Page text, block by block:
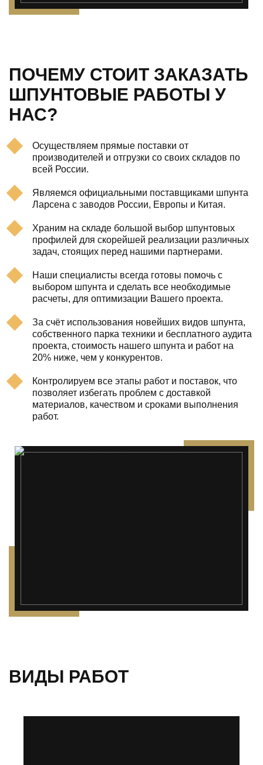
ПОЧЕМУ СТОИТ ЗАКАЗАТЬ
ШПУНТОВЫЕ РАБОТЫ У
НАС?
Осуществляем прямые поставки от
производителей и отгрузки со своих складов по
всей России.
Являемся официальными поставщиками шпунта
Ларсена с заводов России, Европы и Китая.
Храним на складе большой выбор шпунтовых
профилей для скорейшей реализации различных
задач, стоящих перед нашими партнерами.
Наши специалисты всегда готовы помочь с
выбором шпунта и сделать все необходимые
расчеты, для оптимизации Вашего проекта.
За счёт использования новейших видов шпунта,
собственного парка техники и бесплатного аудита
проекта, стоимость нашего шпунта и работ на
20% ниже, чем у конкурентов.
Контролируем все этапы работ и поставок, что
позволяет избегать проблем с доставкой
материалов, качеством и сроками выполнения
работ.
ВИДЫ РАБОТ